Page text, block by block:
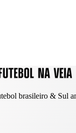
brasileiro & Sul